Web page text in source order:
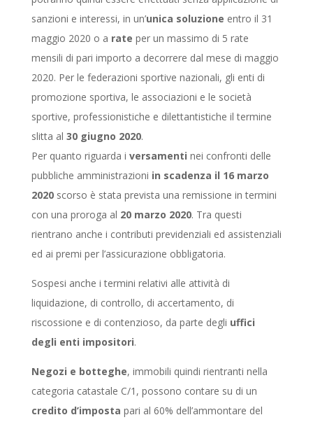
sanzioni e interessi, in un’unica soluzione entro il 31
maggio 2020 o a rate per un massimo di 5 rate
mensili di pari importo a decorrere dal mese di maggio
2020. Per le federazioni sportive nazionali, gli enti di
promozione sportiva, le associazioni e le società
sportive, professionistiche e dilettantistiche il termine
slitta al 30 giugno 2020.
Per quanto riguarda i versamenti nei confronti delle
pubbliche amministrazioni in scadenza il 16 marzo
2020scorso è stata prevista una remissione in termini
con una proroga al 20 marzo 2020. Tra questi
rientrano anche i contributi previdenziali ed assistenziali
ed ai premi per l’assicurazione obbligatoria.
Sospesi anche i termini relativi alle attività di
liquidazione, di controllo, di accertamento, di
riscossione e di contenzioso, da parte degli uffici
degli enti impositori.
Negozi e botteghe, immobili quindi rientranti nella
categoria catastale C/1, possono contare su di un
credito d’imposta pari al 60% dell’ammontare del